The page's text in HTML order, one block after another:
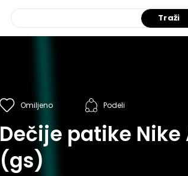
Traži
Omiljeno Podeli
Dečije patike Nike
(gs)